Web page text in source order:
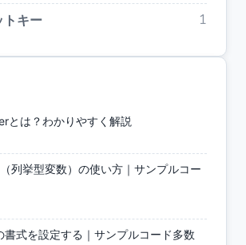
トキー 1
とは？わかりやすく解説
（列挙型変数）の使い方｜サンプルコー
書式を設定する｜サンプルコード多数